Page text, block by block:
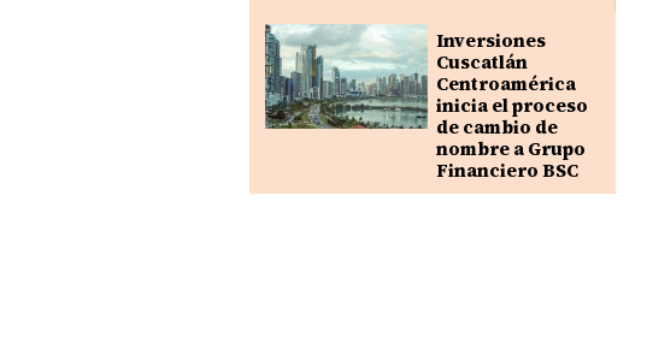
Inversiones
Cuscatlán
Centroamérica
inicia el proceso
de cambio de
nombre a Grupo
Financiero BSC